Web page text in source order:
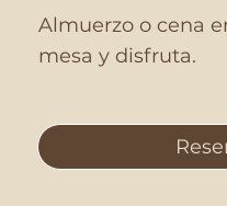
Almuerzo o cena
mesa y disfruta.